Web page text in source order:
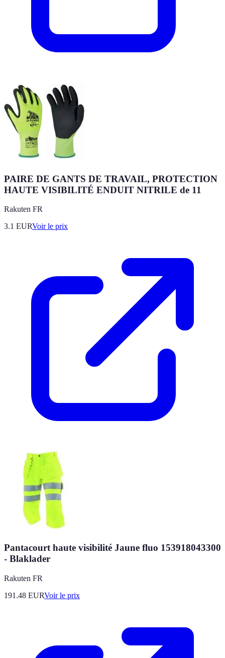
PAIRE DE GANTS DE TRAVAIL, PROTECTION
HAUTE VISIBILITÉ ENDUIT NITRILE de 11
Rakuten FR
3.1 EURVoir le prix
Pantacourt haute visibilité Jaune fluo 153918043300
- Blaklader
Rakuten FR
191.48 EURVoir le prix